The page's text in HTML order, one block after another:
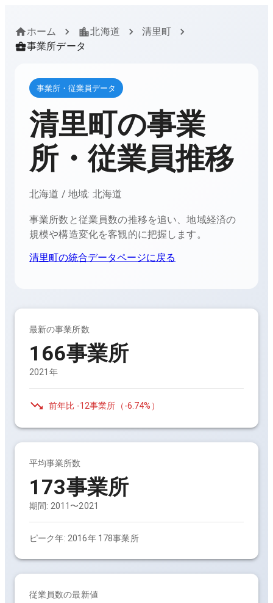
ホーム 北海道
清里町
事業所データ
事業所・従業員データ
清里町の事業
所・従業員推移
北海道 / 地域: 北海道
事業所数と従業員数の推移を追い、地域経済の
規模や構造変化を客観的に把握します。
清里町の統合データページに戻る
最新の事業所数
166事業所
2021年
前年比 -12事業所 （-6.74% ）
平均事業所数
173事業所
期間: 2011〜2021
ピーク年: 2016年 178事業所
従業員数の最新値